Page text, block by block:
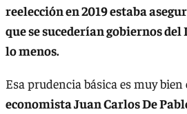
reelección en 2019 estaba
que se sucederían gobiernos del
lo menos.
Esa prudencia básica es muy
economista Juan Carlos De